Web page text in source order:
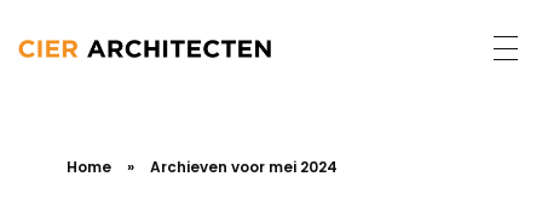
Home » Archieven voor mei 2024